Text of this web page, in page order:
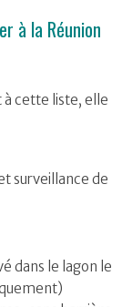
à la Réunion
cette liste, elle
surveillance de
dans le lagon le